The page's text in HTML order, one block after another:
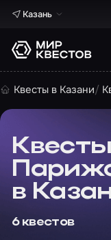
Казань
Квесты в Казани
в
6 квестов